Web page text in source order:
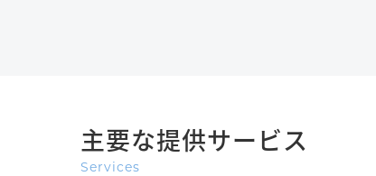
主要な提供サービス
Services